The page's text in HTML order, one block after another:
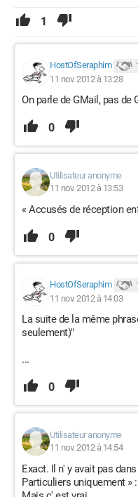
1
HostOfSeraphim
11 nov. 2012 à 13:28
On parle de GMail, pas
0
Utilisateur anonyme
11 nov. 2012 à 13:53
« Accusés de réception
0
HostOfSeraphim
11 nov. 2012 à 14:03
La suite de la même
seulement)"
...
0
Utilisateur anonyme
11 nov. 2012 à 14:54
Exact. Il n' y avait pas
Particuliers uniquement »